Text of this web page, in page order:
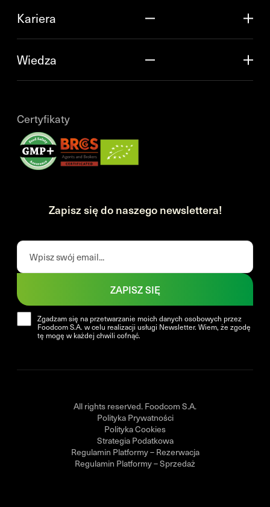
Kariera
Wiedza
Certyfikaty
Zapisz się do naszego newslettera!
Zgadzam się na przetwarzanie moich danych osobowych przez
Foodcom S.A. w celu realizacji usługi Newsletter. Wiem, że zgodę
tę mogę w każdej chwili cofnąć.
ZAPISZ SIĘ
All rights reserved. Foodcom S.A.
Polityka Prywatności
Polityka Cookies
Strategia Podatkowa
Regulamin Platformy – Rezerwacja
Regulamin Platformy – Sprzedaż